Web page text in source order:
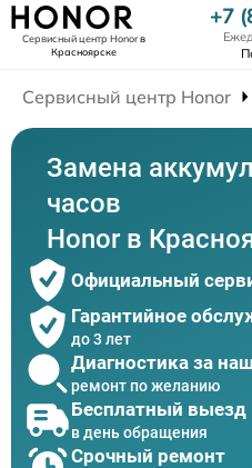
Сервисный центр Honorв
Красноярске
+7
Сервисный центр Honor
Замена
часов
Honor в
Официальный
Гарантийное
до 3 лет
Диагностика за
ремонт по желанию
Бесплатный выезд
в день обращения
Срочный ремонт